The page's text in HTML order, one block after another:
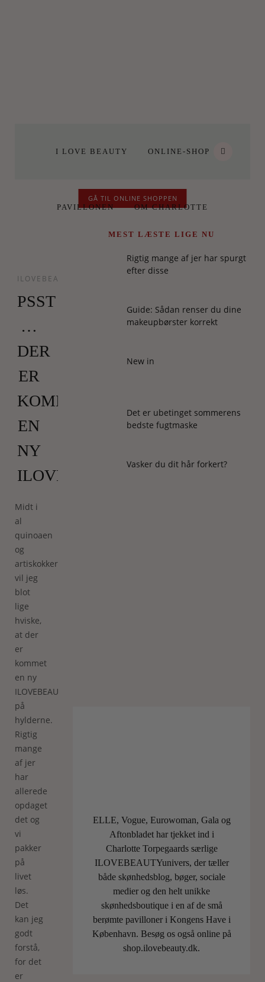
I LOVE BEAUTY ONLINE-SHOP
PAVILLONEN OM CHARLOTTE
GÅ TIL ONLINE SHOPPEN
ILOVEBEAUTYBOKSEN
PSST
…
DER
ER
KOMMET
EN
NY
ILOVEBEAUTYBOKS
Midt i
al
quinoaen
og
artiskokkerne
vil jeg
blot
lige
hviske,
at der
er
kommet
en ny
ILOVEBEAUTYboks
på
hylderne.
Rigtig
mange
af jer
har
allerede
opdaget
det og
vi
pakker
på
livet
løs.
Det
kan jeg
godt
forstå,
for det
er
MEST LÆSTE LIGE NU
Rigtig mange af jer har spurgt
efter disse
Guide: Sådan renser du dine
makeupbørster korrekt
New in
Det er ubetinget sommerens
bedste fugtmaske
Vasker du dit hår forkert?
ELLE, Vogue, Eurowoman, Gala og
Aftonbladet har tjekket ind i
Charlotte Torpegaards særlige
ILOVEBEAUTYunivers, der tæller
både skønhedsblog, bøger, sociale
medier og den helt unikke
skønhedsboutique i en af de små
berømte pavilloner i Kongens Have i
København. Besøg os også online på
shop.ilovebeauty.dk.